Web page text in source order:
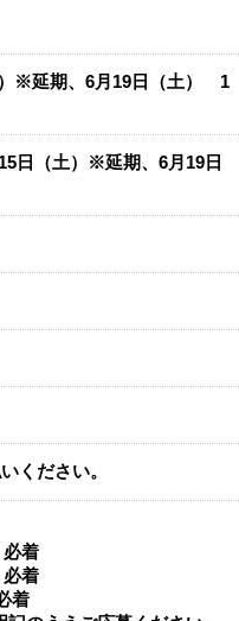
※延期、6月19日（土） 1
日（土）※延期、6月19日
ください。
着
着
着